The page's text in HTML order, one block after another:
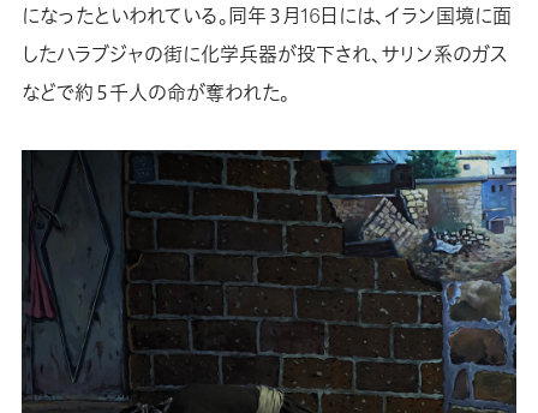
になったといわれている。同年３月16日には、イラン国境に面
したハラブジャの街に化学兵器が投下され、サリン系のガス
などで約５千人の命が奪われた。